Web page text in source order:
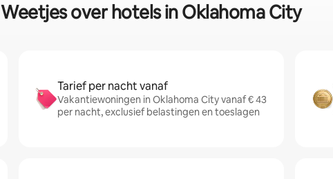
Weetjes over hotels in Oklahoma City
Tarief per nacht vanaf
Vakantiewoningen in Oklahoma City vanaf € 43
per nacht, exclusief belastingen en toeslagen